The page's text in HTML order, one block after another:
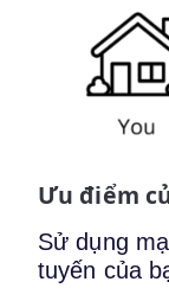
Ưu điểm
Sử dụng
tuyến của